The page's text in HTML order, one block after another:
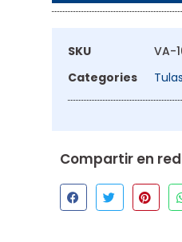
SKU
VA-
Categories
Tulas
Compartir en